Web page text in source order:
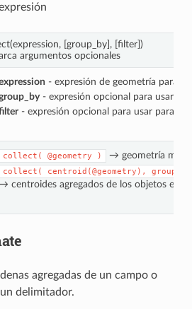
[group_by], [filter])
argumentos opcionales
- expresión de geometría para
- expresión opcional para usar
- expresión opcional para usar para
collect( @geometry ) → geometría
collect( centroid(@geometry),
centroides agregados de los objetos
agregadas de un campo o
delimitador.